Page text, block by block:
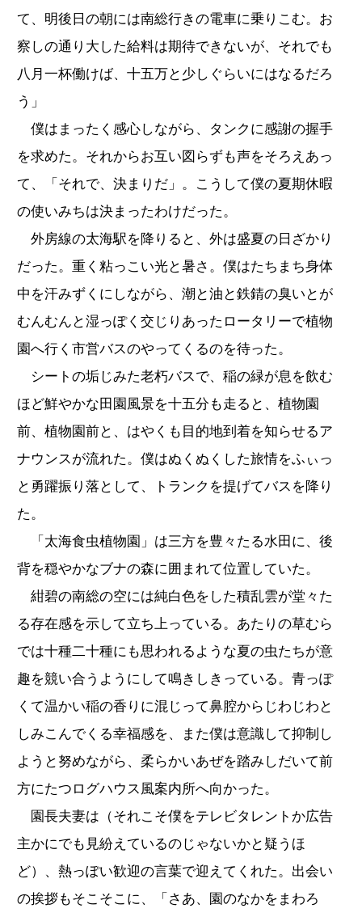
て、明後日の朝には南総行きの電車に乗りこむ。お
察しの通り大した給料は期待できないが、それでも
八月一杯働けば、十五万と少しぐらいにはなるだろ
う」
僕はまったく感心しながら、タンクに感謝の握手
を求めた。それからお互い図らずも声をそろえあっ
て、「それで、決まりだ」。こうして僕の夏期休暇
の使いみちは決まったわけだった。
外房線の太海駅を降りると、外は盛夏の日ざかり
だった。重く粘っこい光と暑さ。僕はたちまち身体
中を汗みずくにしながら、潮と油と鉄錆の臭いとが
むんむんと湿っぽく交じりあったロータリーで植物
園へ行く市営バスのやってくるのを待った。
シートの垢じみた老朽バスで、稲の緑が息を飲む
ほど鮮やかな田園風景を十五分も走ると、植物園
前、植物園前と、はやくも目的地到着を知らせるア
ナウンスが流れた。僕はぬくぬくした旅情をふぃっ
と勇躍振り落として、トランクを提げてバスを降り
た。
「太海食虫植物園」は三方を豊々たる水田に、後
背を穏やかなブナの森に囲まれて位置していた。
紺碧の南総の空には純白色をした積乱雲が堂々た
る存在感を示して立ち上っている。あたりの草むら
では十種二十種にも思われるような夏の虫たちが意
趣を競い合うようにして鳴きしきっている。青っぽ
くて温かい稲の香りに混じって鼻腔からじわじわと
しみこんでくる幸福感を、また僕は意識して抑制し
ようと努めながら、柔らかいあぜを踏みしだいて前
方にたつログハウス風案内所へ向かった。
園長夫妻は（それこそ僕をテレビタレントか広告
主かにでも見紛えているのじゃないかと疑うほ
ど）、熱っぽい歓迎の言葉で迎えてくれた。出会い
の挨拶もそこそこに、「さあ、園のなかをまわろ